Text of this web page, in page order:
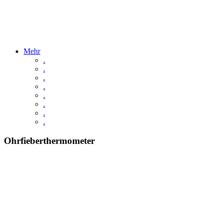
Mehr
.
.
.
.
.
.
.
.
Ohrfieberthermometer